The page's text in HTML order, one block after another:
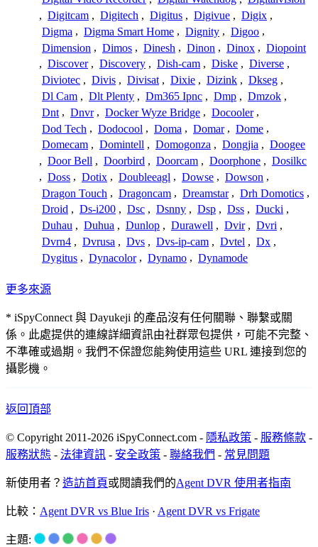
, Digitcam , Digitech , Digitus , Digivue , Digix ,
Digma , Digma Smart Home , Dignity , Digoo ,
Dimension , Dimos , Dinesh , Dinon , Dinox , Diopoint
, Discover , Discovery , Dish-cam , Diske , Diverse ,
Diviotec , Divis , Divisat , Dixie , Dizink , Dkseg ,
Dl Cam , Dlt Plenty , Dm365 Ipnc , Dmp , Dmzok ,
Dnt , Dnvr , Docker Wyze Bridge , Docooler ,
Dod Tech , Dodocool , Doma , Domar , Dome ,
Domecam , Domintell , Domogonza , Dongjia , Doogee
, Door Bell , Doorbird , Doorcam , Doorphone , Dosilkc
, Doss , Dotix , Doubleeagl , Dowse , Dowson ,
Dragon Touch , Dragoncam , Dreamstar , Drh Domotics ,
Droid , Ds-i200 , Dsc , Dsnny , Dsp , Dss , Ducki ,
Duhau , Duhua , Dunlop , Durawell , Dvir , Dvri ,
Dvrn4 , Dvrusa , Dvs , Dvs-ip-cam , Dvtel , Dx ,
Dygitus , Dynacolor , Dynamo , Dynamode
更多來源
* iSpyConnect 與 Dayukeji 的產品沒有任何關聯、聯繫或關
係。此處提供的連線詳細資訊由社群眾包提供，可能不完整、
不準確或過期。我們不保證您能夠使用這些 URL 連接到您的
攝影機。
返回頂部
© Copyright 2011-2026 iSpyConnect.com - 隱私政策 - 服務條款 -
服務狀態 - 法律資訊 - 安全政策 - 聯絡我們 - 常見問題
新使用者？ 造訪首頁或閱讀我們的Agent DVR 使用者指南
比較： Agent DVR vs Blue Iris · Agent DVR vs Frigate
主題: